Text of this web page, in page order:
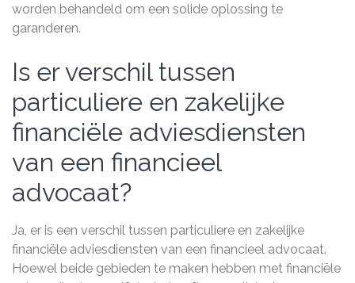
worden behandeld om een solide oplossing te
garanderen.
Is er verschil tussen
particuliere en zakelijke
financiële adviesdiensten
van een financieel
advocaat?
Ja, er is een verschil tussen particuliere en zakelijke
financiële adviesdiensten van een financieel advocaat.
Hoewel beide gebieden te maken hebben met financiële